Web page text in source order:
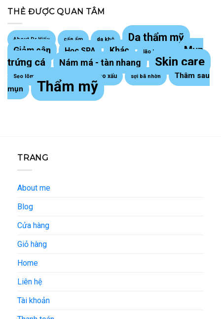
THẺ ĐƯỢC QUAN TÂM
About Dr Hiếu cấp ẩm da khô Da thẩm mỹ
Giảm cân Học SPA Khác lão hoá da
Mụn
trứng cá
Nám má - tàn nhang Skin care
Sẹo lõm trứng cá Sẹo lồi - sẹo xấu sợi bã nhờn
Thâm sau
mụn
Thẩm mỹ
TRANG
About me
Blog
Cửa hàng
Giỏ hàng
Home
Liên hệ
Tài khoản